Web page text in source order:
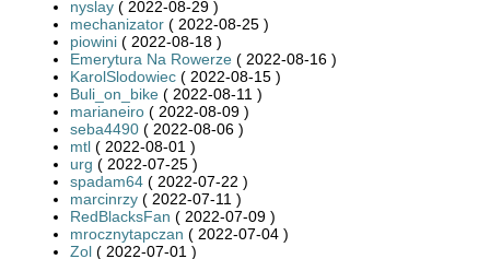
nyslay ( 2022-08-29 )
mechanizator ( 2022-08-25 )
piowini ( 2022-08-18 )
Emerytura Na Rowerze ( 2022-08-16 )
KarolSlodowiec ( 2022-08-15 )
Buli_on_bike ( 2022-08-11 )
marianeiro ( 2022-08-09 )
seba4490 ( 2022-08-06 )
mtl ( 2022-08-01 )
urg ( 2022-07-25 )
spadam64 ( 2022-07-22 )
marcinrzy ( 2022-07-11 )
RedBlacksFan ( 2022-07-09 )
mrocznytapczan ( 2022-07-04 )
Zol ( 2022-07-01 )